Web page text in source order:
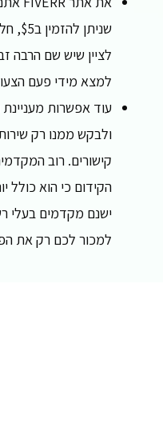
לציין שיש שם הרבה
למצא מידי פעם
עוד אפשרות
ולבקש ממנו רק
קישורים. רוב
הקידום כי הוא כולל
ישנם מקדמים בעלי
למכור לכם רק את